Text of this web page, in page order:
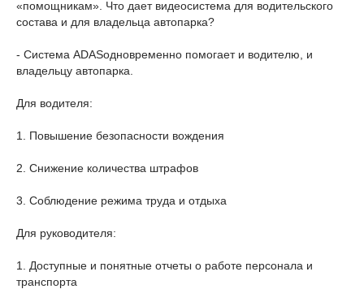
«помощникам». Что дает видеосистема для водительского
состава и для владельца автопарка?
- Система ADASодновременно помогает и водителю, и
владельцу автопарка.
Для водителя:
1. Повышение безопасности вождения
2. Снижение количества штрафов
3. Соблюдение режима труда и отдыха
Для руководителя:
1. Доступные и понятные отчеты о работе персонала и
транспорта